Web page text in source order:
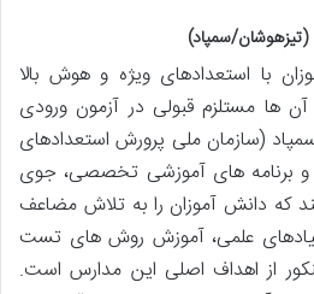
سمپاد)
با استعدادهای ویژه و هوش بالا
ها مستلزم قبولی در آزمون ورودی
(سازمان ملی پرورش استعدادهای
و برنامه های آموزشی تخصصی، جوی
که دانش آموزان را به تلاش مضاعف
علمی، آموزش روش های تست
از اهداف اصلی این مدارس است.